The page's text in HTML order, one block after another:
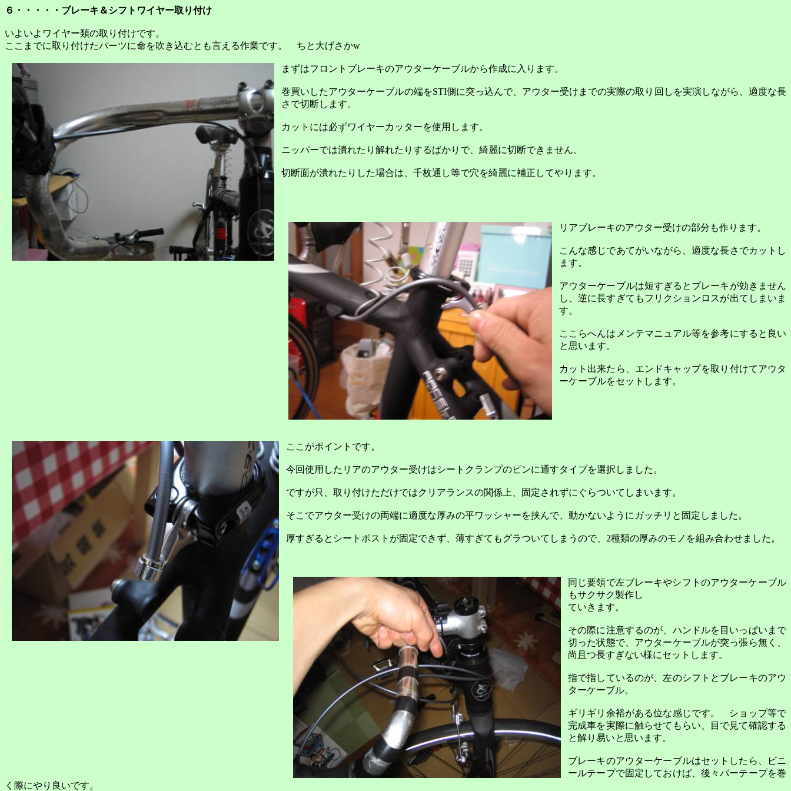
６・・・・・ブレーキ＆シフトワイヤー取り付け
いよいよワイヤー類の取り付けです。
ここまでに取り付けたパーツに命を吹き込むとも言える作業です。 ちと大げさかw
まずはフロントブレーキのアウターケーブルから作成に入ります。
巻買いしたアウターケーブルの端をSTI側に突っ込んで、アウター受けまでの実際の取り回しを実演しながら、適度な長
さで切断します。
カットには必ずワイヤーカッターを使用します。
ニッパーでは潰れたり解れたりするばかりで、綺麗に切断できません。
切断面が潰れたりした場合は、千枚通し等で穴を綺麗に補正してやります。
リアブレーキのアウター受けの部分も作ります。
こんな感じであてがいながら、適度な長さでカットし
ます。
アウターケーブルは短すぎるとブレーキが効きません
し、逆に長すぎてもフリクションロスが出てしまいま
す。
ここらへんはメンテマニュアル等を参考にすると良い
と思います。
カット出来たら、エンドキャップを取り付けてアウタ
ーケーブルをセットします。
ここがポイントです。
今回使用したリアのアウター受けはシートクランプのピンに通すタイプを選択しました。
ですが只、取り付けただけではクリアランスの関係上、固定されずにぐらついてしまいます。
そこでアウター受けの両端に適度な厚みの平ワッシャーを挟んで、動かないようにガッチリと固定しました。
厚すぎるとシートポストが固定できず、薄すぎてもグラついてしまうので、 2種類の厚みのモノを組み合わせました。
同じ要領で左ブレーキやシフトのアウターケーブル
もサクサク製作し
ていきます。
その際に注意するのが、ハンドルを目いっぱいまで
切った状態で、アウターケーブルが突っ張ら無く、
尚且つ長すぎない様にセットします。
指で指しているのが、左のシフトとブレーキのアウ
ターケーブル。
ギリギリ余裕がある位な感じです。 ショップ等で
完成車を実際に触らせてもらい、目で見て確認する
と解り易いと思います。
ブレーキのアウターケーブルはセットしたら、ビニ
ールテープで固定しておけば、後々バーテープを巻
く際にやり良いです。